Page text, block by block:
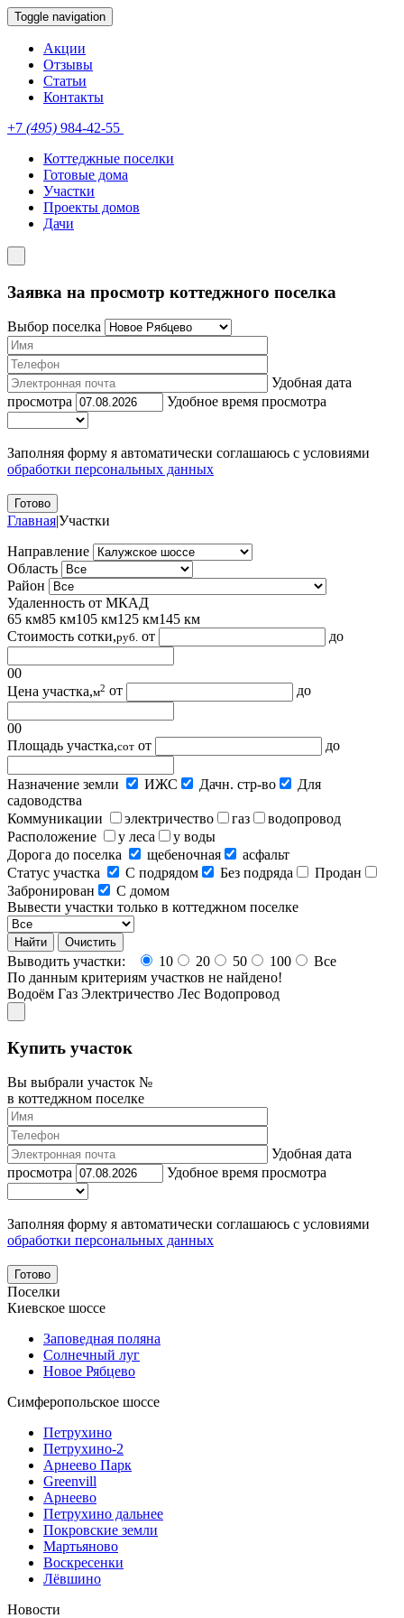
Toggle navigation
Акции
Отзывы
Статьи
Контакты
+7 (495) 984-42-55
Коттеджные поселки
Готовые дома
Участки
Проекты домов
Дачи
Заявка на просмотр коттеджного поселка
Выбор поселка
Удобная дата
просмотра
Удобное время просмотра
Заполняя форму я автоматически соглашаюсь с условиями
обработки персональных данных
Главная|Участки
Направление
Область
Район
Удаленность от МКАД
65 км85 км105 км125 км145 км
Стоимость сотки,руб. от до
00
Цена участка,м2 от до
00
Площадь участка,сот от до
Назначение земли ИЖС Дачн. стр-во
Для
садоводства
Коммуникации
электричество газ
водопровод
Расположение
у леса
у воды
Дорога до поселка
щебеночная
асфальт
Статус участка
С подрядом Без подряда
Продан
Забронирован
С домом
Вывести участки только в коттеджном поселке
Выводить участки: 10 20 50 100
Все
По данным критериям участков не найдено!
Водоём Газ Электричество Лес Водопровод
Купить участок
Вы выбрали участок №
в коттеджном поселке
Удобная дата
просмотра
Удобное время просмотра
Заполняя форму я автоматически соглашаюсь с условиями
обработки персональных данных
Поселки
Киевское шоссе
Заповедная поляна
Солнечный луг
Новое Рябцево
Симферопольское шоссе
Петрухино
Петрухино-2
Арнеево Парк
Greenvill
Арнеево
Петрухино дальнее
Покровские земли
Мартьяново
Воскресенки
Лёвшино
Новости